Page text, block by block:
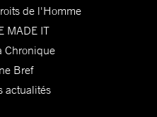
de l'Homme
MADE IT
Chronique
Bref
actualités